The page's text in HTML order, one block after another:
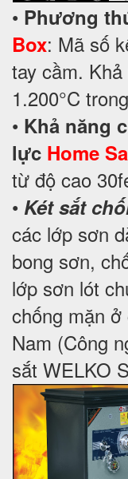
• Phương
Box: Mã số
tay cầm.
1.200°C
• Khả năng
lực Home
từ độ cao
• Két sắt
các lớp sơn
bong sơn,
lớp sơn lót
chống mặn
Nam (Công
sắt WELKO